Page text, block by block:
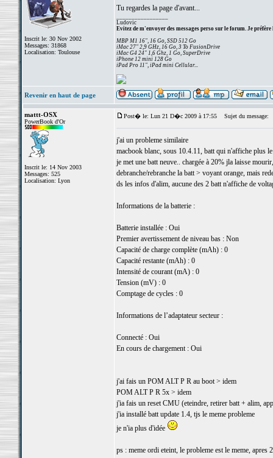
Inscrit le: 30 Nov 2002
Messages: 31868
Localisation: Toulouse
Tu regardes la page d'avant...
Ludovic
Evitez de m'envoyer des messages perso sur le forum. Je préfère
MBP M1 16", 16 Go, SSD 512 Go
iMac 27" 2,9 GHz, 16 Go, 3 To FusionDrive
iMac G4 24" 1,6 Ghz, 1 Go, SuperDrive
iPhone 12 mini 128 Go
iPad Pro 11", iPad mini Cellular...
Revenir en haut de page
mattt-OSX
PowerBook d'Or
Inscrit le: 14 Nov 2003
Messages: 525
Localisation: Lyon
Post� le: Lun 21 D�c 2009 à 17:55 Sujet du message:
j'ai un probleme similaire
macbook blanc, sous 10.4.11, batt qui n'affiche plus
je met une batt neuve.. chargée à 20% jla laisse
debranche/rebranche la batt > voyant orange, mais
ds les infos d'alim, aucune des 2 batt n'affiche de
Informations de la batterie :
Batterie installée : Oui
Premier avertissement de niveau bas : Non
Capacité de charge complète (mAh) : 0
Capacité restante (mAh) : 0
Intensité de courant (mA) : 0
Tension (mV) : 0
Comptage de cycles : 0
Informations de l’adaptateur secteur :
Connecté : Oui
En cours de chargement : Oui
j'ai fais un POM ALT P R au boot > idem
POM ALT P R 5x > idem
j'ia fais un reset CMU (eteindre, retirer batt + alim,
j'ia installé batt update 1.4, tjs le meme probleme
je n'ia plus d'idée
ps : meme ordi eteint, le probleme est le meme, apres